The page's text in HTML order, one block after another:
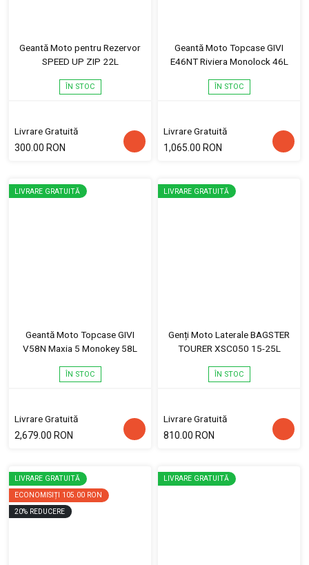
Geantă Moto pentru Rezervor
SPEED UP ZIP 22L
ÎN STOC
Livrare Gratuită
300.00 RON
Geantă Moto Topcase GIVI
E46NT Riviera Monolock 46L
ÎN STOC
Livrare Gratuită
1,065.00 RON
LIVRARE GRATUITĂ
Geantă Moto Topcase GIVI
V58N Maxia 5 Monokey 58L
ÎN STOC
Livrare Gratuită
2,679.00 RON
LIVRARE GRATUITĂ
Genți Moto Laterale BAGSTER
TOURER XSC050 15-25L
ÎN STOC
Livrare Gratuită
810.00 RON
LIVRARE GRATUITĂ
ECONOMISIȚI 105.00 RON
20% REDUCERE
LIVRARE GRATUITĂ